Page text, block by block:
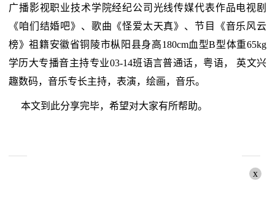
广播影视职业技术学院经纪公司光线传媒代表作品电视剧
《咱们结婚吧》、歌曲《怪爱太天真》、节目《音乐风云
榜》祖籍安徽省铜陵市枞阳县身高180cm血型B型体重65kg
学历大专播音主持专业03-14班语言普通话，粤语， 英文兴
趣数码，音乐专长主持，表演，绘画，音乐。
本文到此分享完毕，希望对大家有所帮助。
x